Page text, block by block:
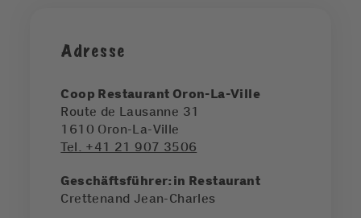
Adresse
Coop Restaurant Oron-La-Ville
Route de Lausanne 31
1610 Oron-La-Ville
Tel. +41 21 907 3506
Geschäftsführer:in Restaurant
Crettenand Jean-Charles